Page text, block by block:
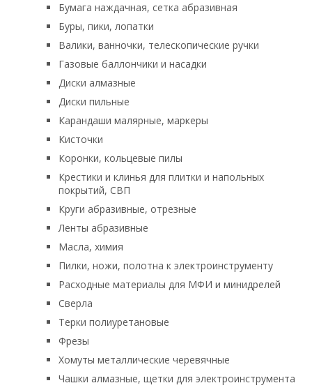
Бумага наждачная, сетка абразивная
Буры, пики, лопатки
Валики, ванночки, телескопические ручки
Газовые баллончики и насадки
Диски алмазные
Диски пильные
Карандаши малярные, маркеры
Кисточки
Коронки, кольцевые пилы
Крестики и клинья для плитки и напольных
покрытий, СВП
Круги абразивные, отрезные
Ленты абразивные
Масла, химия
Пилки, ножи, полотна к электроинструменту
Расходные материалы для МФИ и минидрелей
Сверла
Терки полиуретановые
Фрезы
Хомуты металлические черевячные
Чашки алмазные, щетки для электроинструмента